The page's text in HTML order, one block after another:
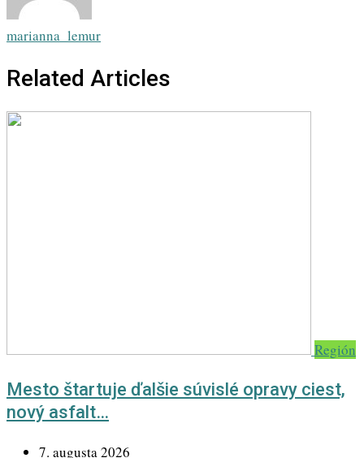
marianna_lemur
Related Articles
Región
Mesto štartuje ďalšie súvislé opravy ciest,
nový asfalt…
7. augusta 2026